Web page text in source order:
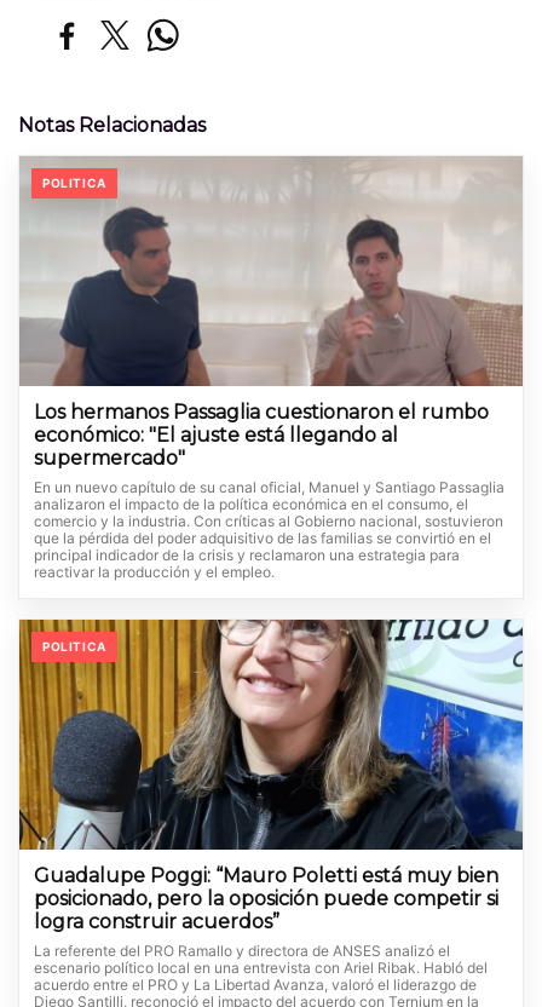
Notas Relacionadas
POLITICA
Los hermanos Passaglia cuestionaron el rumbo
económico: "El ajuste está llegando al
supermercado"
En un nuevo capítulo de su canal oficial, Manuel y Santiago Passaglia
analizaron el impacto de la política económica en el consumo, el
comercio y la industria. Con críticas al Gobierno nacional, sostuvieron
que la pérdida del poder adquisitivo de las familias se convirtió en el
principal indicador de la crisis y reclamaron una estrategia para
reactivar la producción y el empleo.
POLITICA
Guadalupe Poggi: “Mauro Poletti está muy bien
posicionado, pero la oposición puede competir si
logra construir acuerdos”
La referente del PRO Ramallo y directora de ANSES analizó el
escenario político local en una entrevista con Ariel Ribak. Habló del
acuerdo entre el PRO y La Libertad Avanza, valoró el liderazgo de
Diego Santilli, reconoció el impacto del acuerdo con Ternium en la